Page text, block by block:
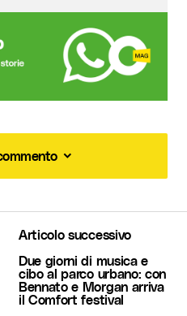
sarà pubblicato.
contrassegnati*
Articolo successivo
Due giorni di musica e
cibo al parco urbano: con
Bennato e Morgan arriva
il Comfort festival